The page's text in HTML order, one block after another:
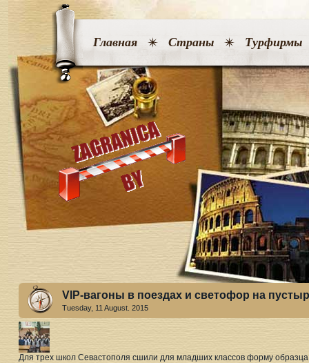
Главная Страны Турфирмы
VIP-вагоны в поездах и светофор на
Tuesday, 11 August. 2015
Для трех школ Севастополя сшили для младших классов форму